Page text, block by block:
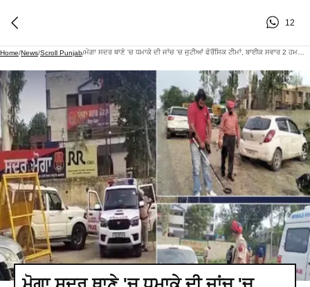
12
Home/News/Scroll Punjab/